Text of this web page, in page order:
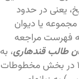
آن تاریخ، یعنی در حدود
مجموعه یا دیوان
فهرست مراجعه
طالب قندهاری، به
خط سید محمود حسینی با شمارۀ ۱۱۸۰۹ در بخش مخطوطات